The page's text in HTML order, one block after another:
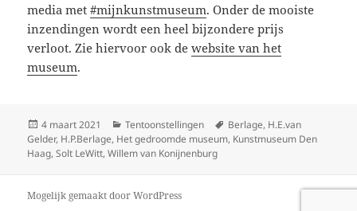
media met#mijnkunstmuseum. Onder de mooiste
inzendingen wordt een heel bijzondere prijs
verloot. Zie hiervoor ook dewebsite van het
museum.
Geplaatst
op
4 maart 2021 Categorieën
Tentoonstellingen Tags
Berlage, H.E.van
Gelder, H.P.Berlage, Het gedroomde museum, Kunstmuseum Den
Haag,Solt LeWitt,Willem van Konijnenburg
Mogelijk gemaakt door WordPress